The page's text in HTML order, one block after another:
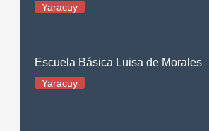
Yaracuy
Escuela Básica Luisa de Morales
Yaracuy